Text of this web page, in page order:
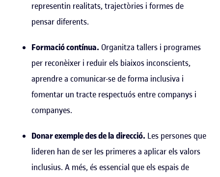
representin realitats, trajectòries i formes de
pensar diferents.
Formació contínua. Organitza tallers i programes
per reconèixer i reduir els biaixos inconscients,
aprendre a comunicar-se de forma inclusiva i
fomentar un tracte respectuós entre companys i
companyes.
Donar exemple des de la direcció. Les persones que
lideren han de ser les primeres a aplicar els valors
inclusius. A més, és essencial que els espais de